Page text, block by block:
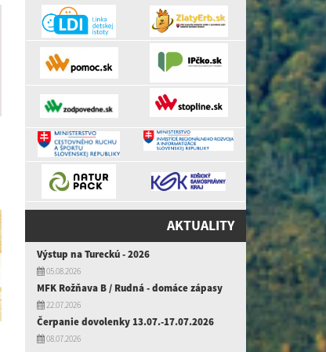
AKTUALITY
Výstup na Tureckú - 2026
05.08.2026
MFK Rožňava B / Rudná - domáce zápasy
22.07.2026
Čerpanie dovolenky 13.07.-17.07.2026
08.07.2026